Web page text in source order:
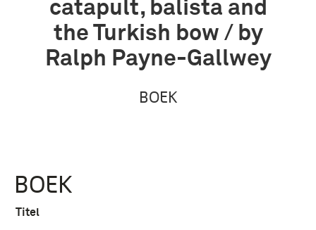
catapult, balista and
the Turkish bow / by
Ralph Payne-Gallwey
BOEK
BOEK
Titel